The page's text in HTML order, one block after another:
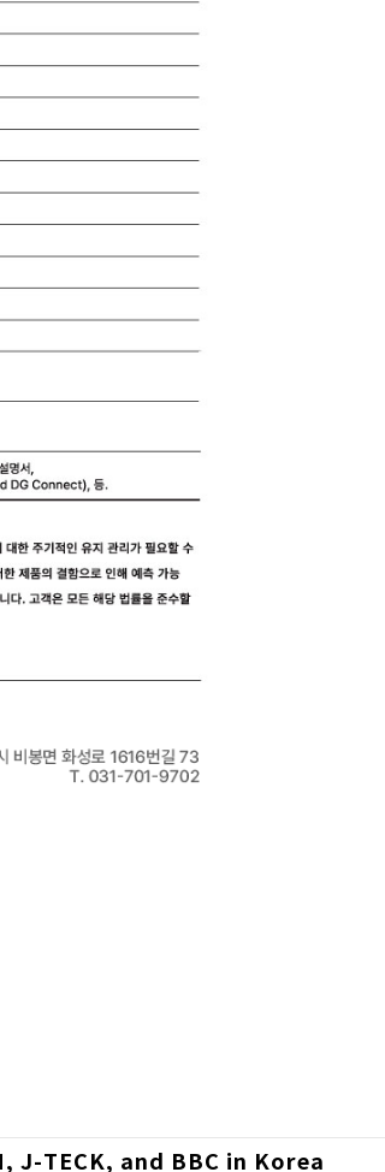
J-TECK, and BBC in Korea